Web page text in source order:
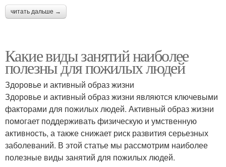
читать дальше →
Какие виды занятий наиболее
полезны для пожилых людей
Здоровье и активный образ жизни
Здоровье и активный образ жизни являются ключевыми
факторами для пожилых людей. Активный образ жизни
помогает поддерживать физическую и умственную
активность, а также снижает риск развития серьезных
заболеваний. В этой статье мы рассмотрим наиболее
полезные виды занятий для пожилых людей.